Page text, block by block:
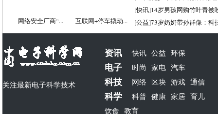
网络安全厂商“... 互联网+停车撬动...
[快讯]14岁男孩网购竹叶青被
[公益]73岁奶奶带孙群像：科
关注最新电子科学技术
资讯 快讯 公益 环保
电子 时尚 家电 汽车
科技 网络 区块 游戏 通信
科学 科普 健康 家居 育儿
饮食 教育